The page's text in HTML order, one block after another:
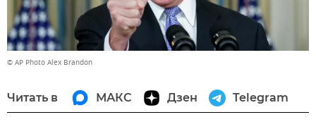
© AP Photo Alex Brandon
Читать в МАКС Дзен Telegram